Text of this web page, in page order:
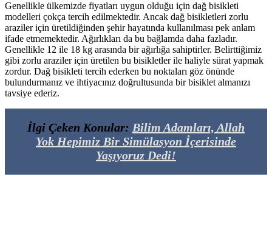
Genellikle ülkemizde fiyatları uygun olduğu için dağ bisikleti
modelleri çokça tercih edilmektedir. Ancak dağ bisikletleri zorlu
araziler için üretildiğinden şehir hayatında kullanılması pek anlam
ifade etmemektedir. Ağırlıkları da bu bağlamda daha fazladır.
Genellikle 12 ile 18 kg arasında bir ağırlığa sahiptirler. Belirttiğimiz
gibi zorlu araziler için üretilen bu bisikletler ile haliyle sürat yapmak
zordur. Dağ bisikleti tercih ederken bu noktaları göz önünde
bulundurmanız ve ihtiyacınız doğrultusunda bir bisiklet almanızı
tavsiye ederiz.
İlgi Çeken Konular: Bilim Adamları, Allah
Yok Hepimiz Bir Simülasyon İçerisinde
Yaşıyoruz Dedi!